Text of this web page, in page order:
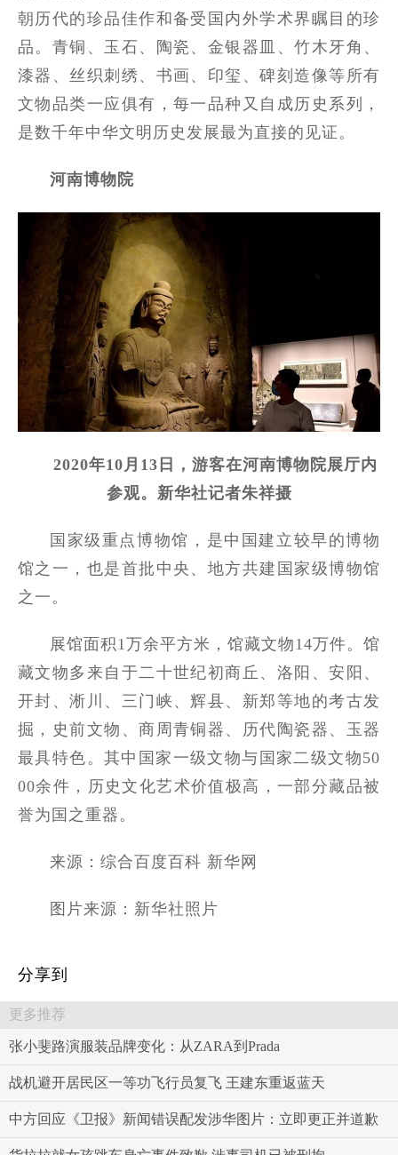
朝历代的珍品佳作和备受国内外学术界瞩目的珍
品。青铜、玉石、陶瓷、金银器皿、竹木牙角、
漆器、丝织刺绣、书画、印玺、碑刻造像等所有
文物品类一应俱有，每一品种又自成历史系列，
是数千年中华文明历史发展最为直接的见证。
河南博物院
2020年10月13日，游客在河南博物院展厅内
参观。新华社记者朱祥摄
国家级重点博物馆，是中国建立较早的博物
馆之一，也是首批中央、地方共建国家级博物馆
之一。
展馆面积1万余平方米，馆藏文物14万件。馆
藏文物多来自于二十世纪初商丘、洛阳、安阳、
开封、淅川、三门峡、辉县、新郑等地的考古发
掘，史前文物、商周青铜器、历代陶瓷器、玉器
最具特色。其中国家一级文物与国家二级文物50
00余件，历史文化艺术价值极高，一部分藏品被
誉为国之重器。
来源：综合百度百科 新华网
图片来源：新华社照片
分享到
更多推荐
张小斐路演服装品牌变化：从ZARA到Prada
战机避开居民区一等功飞行员复飞 王建东重返蓝天
中方回应《卫报》新闻错误配发涉华图片：立即更正并道歉